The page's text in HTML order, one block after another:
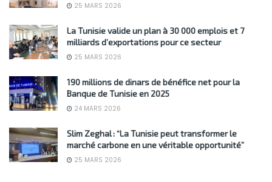
25 MARS 2026
La Tunisie valide un plan à 30 000 emplois et 7
milliards d’exportations pour ce secteur
25 MARS 2026
190 millions de dinars de bénéfice net pour la
Banque de Tunisie en 2025
24 MARS 2026
Slim Zeghal : “La Tunisie peut transformer le
marché carbone en une véritable opportunité”
25 MARS 2026